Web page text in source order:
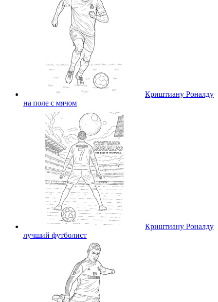
Криштиану Роналду
на поле с мячом
Криштиану Роналду
лучший футболист